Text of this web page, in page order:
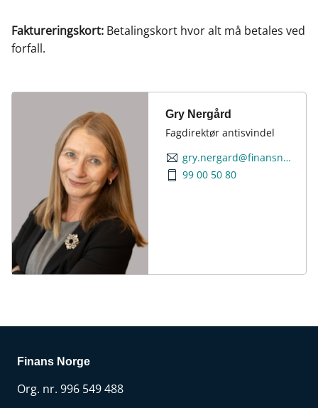
Faktureringskort: Betalingskort hvor alt må betales ved
forfall.
Gry Nergård
Fagdirektør antisvindel
gry.nergard@finansnorge.no
99 00 50 80
Finans Norge
Org. nr. 996 549 488